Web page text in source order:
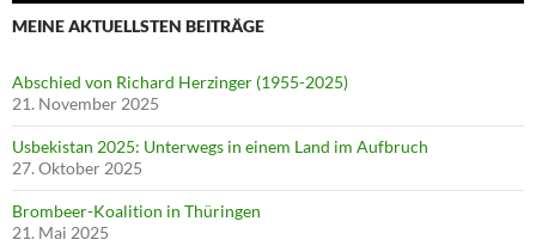
MEINE AKTUELLSTEN BEITRÄGE
Abschied von Richard Herzinger (1955-2025)
21. November 2025
Usbekistan 2025: Unterwegs in einem Land im Aufbruch
27. Oktober 2025
Brombeer-Koalition in Thüringen
21. Mai 2025